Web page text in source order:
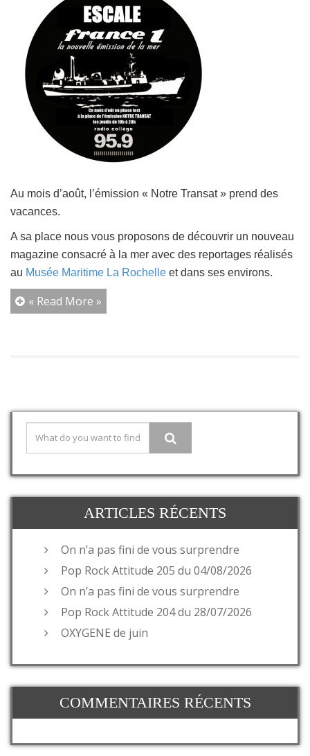
Au mois d’août, l’émission « Notre Transat » prend des
vacances.
A sa place nous vous proposons de découvrir un nouveau
magazine consacré à la mer avec des reportages réalisés
au Musée Maritime La Rochelle et dans ses environs.
« Read More »
ARTICLES RÉCENTS
On n’a pas fini de vous surprendre
Pop Rock Attitude 205 du 04/08/2026
On n’a pas fini de vous surprendre
Pop Rock Attitude 204 du 28/07/2026
OXYGENE de juin
COMMENTAIRES RÉCENTS